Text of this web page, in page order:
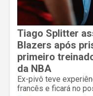
Tiago Splitter
Blazers após
primeiro
da NBA
Ex-pivô teve
francês e ficará no